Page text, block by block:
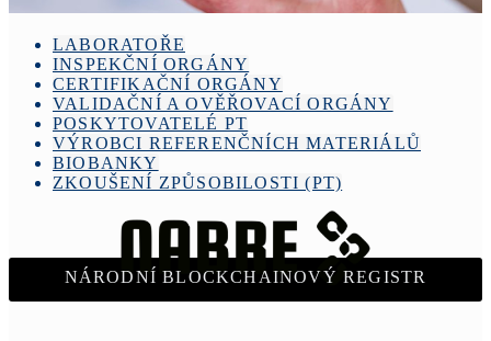
LABORATOŘE
INSPEKČNÍ ORGÁNY
CERTIFIKAČNÍ ORGÁNY
VALIDAČNÍ A OVĚŘOVACÍ ORGÁNY
POSKYTOVATELÉ PT
VÝROBCI REFERENČNÍCH MATERIÁLŮ
BIOBANKY
ZKOUŠENÍ ZPŮSOBILOSTI (PT)
NÁRODNÍ BLOCKCHAINOVÝ REGISTR